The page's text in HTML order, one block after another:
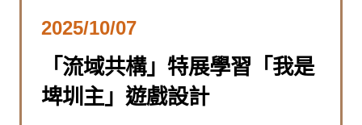
2025/10/07
「流域共構」特展學習「我是
埤圳主」遊戲設計